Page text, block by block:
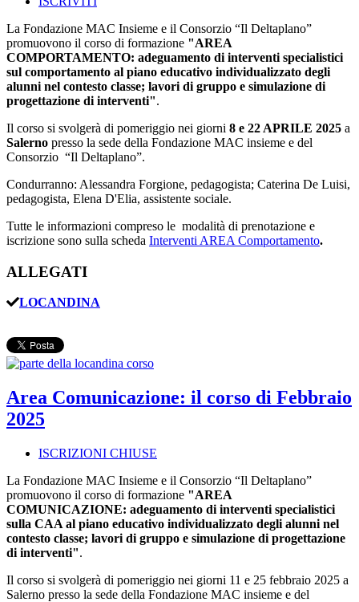
La Fondazione MAC Insieme e il Consorzio “Il Deltaplano”
promuovono il corso di formazione "AREA
COMPORTAMENTO: adeguamento di interventi specialistici
sul comportamento al piano educativo individualizzato degli
alunni nel contesto classe; lavori di gruppo e simulazione di
progettazione di interventi".
Il corso si svolgerà di pomeriggio nei giorni 8 e 22 APRILE 2025 a
Salerno presso la sede della Fondazione MAC insieme e del
Consorzio “Il Deltaplano”.
Condurranno: Alessandra Forgione, pedagogista; Caterina De Luisi,
pedagogista, Elena D'Elia, assistente sociale.
Tutte le informazioni compreso le modalità di prenotazione e
iscrizione sono sulla scheda Interventi AREA Comportamento.
ALLEGATI
LOCANDINA
Area Comunicazione: il corso di Febbraio
2025
ISCRIZIONI CHIUSE
La Fondazione MAC Insieme e il Consorzio “Il Deltaplano”
promuovono il corso di formazione "AREA
COMUNICAZIONE: adeguamento di interventi specialistici
sulla CAA al piano educativo individualizzato degli alunni nel
contesto classe; lavori di gruppo e simulazione di progettazione
di interventi".
Il corso si svolgerà di pomeriggio nei giorni 11 e 25 febbraio 2025 a
Salerno presso la sede della Fondazione MAC insieme e del